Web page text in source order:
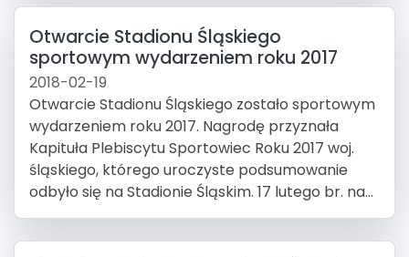
Otwarcie Stadionu Śląskiego
sportowym wydarzeniem roku 2017
2018-02-19
Otwarcie Stadionu Śląskiego zostało sportowym
wydarzeniem roku 2017. Nagrodę przyznała
Kapituła Plebiscytu Sportowiec Roku 2017 woj.
śląskiego, którego uroczyste podsumowanie
odbyło się na Stadionie Śląskim. 17 lutego br. na...